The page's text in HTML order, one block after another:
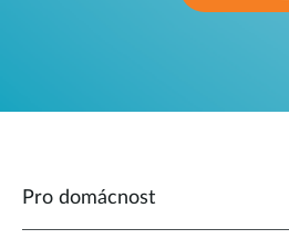
Pro domácnost